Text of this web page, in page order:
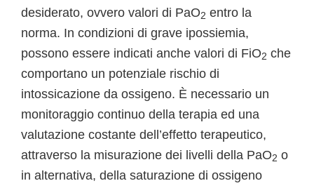
desiderato, ovvero valori di PaO2 entro la
norma. In condizioni di grave ipossiemia,
possono essere indicati anche valori di FiO2 che
comportano un potenziale rischio di
intossicazione da ossigeno. È necessario un
monitoraggio continuo della terapia ed una
valutazione costante dell’effetto terapeutico,
attraverso la misurazione dei livelli della PaO2 o
in alternativa, della saturazione di ossigeno